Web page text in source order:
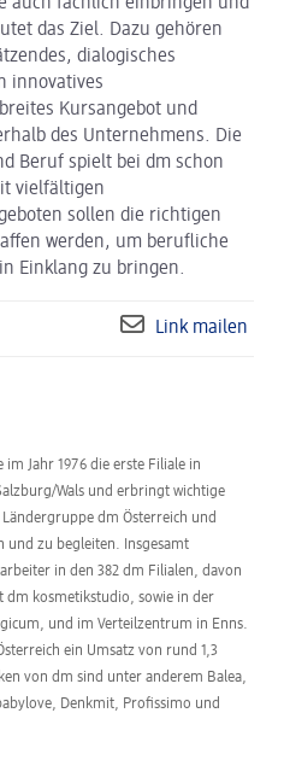
das Ziel. Dazu gehören
dialogisches
innovatives
Kursangebot und
des Unternehmens. Die
Beruf spielt bei dm schon
vielfältigen
sollen die richtigen
werden, um berufliche
Einklang zu bringen.
Link mailen
Jahr 1976 die erste Filiale in
Wals und erbringt wichtige
dm Österreich und
und zu begleiten. Insgesamt
in den 382 dm Filialen, davon
dm kosmetikstudio, sowie in der
und im Verteilzentrum in Enns.
ein Umsatz von rund 1,3
von dm sind unter anderem Balea,
Denkmit, Profissimo und